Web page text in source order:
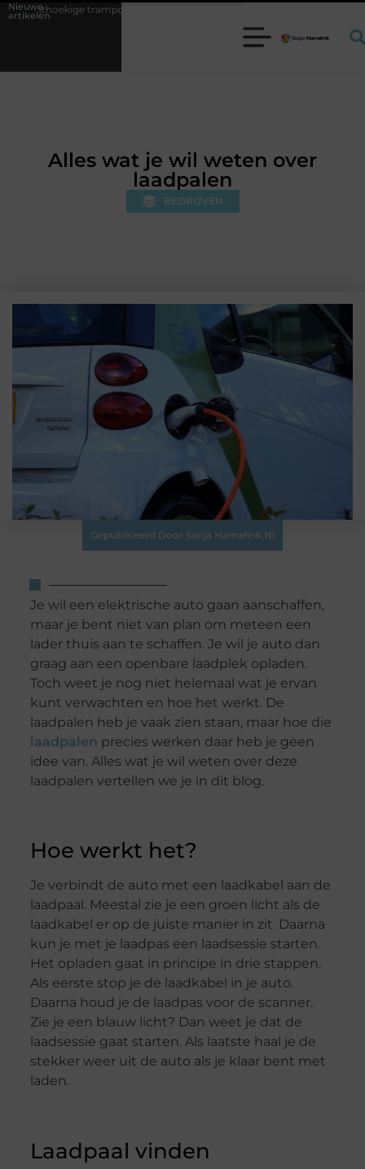
Nieuwe
artikelenkiezen voor jouw tuin
Alles wat je wil weten over
laadpalen
BEDRIJVEN
Gepubliceerd Door Sanja Hamelink.nl
Je wil een elektrische auto gaan aanschaffen,
maar je bent niet van plan om meteen een
lader thuis aan te schaffen. Je wil je auto dan
graag aan een openbare laadplek opladen.
Toch weet je nog niet helemaal wat je ervan
kunt verwachten en hoe het werkt. De
laadpalen heb je vaak zien staan, maar hoe die
laadpalen precies werken daar heb je geen
idee van. Alles wat je wil weten over deze
laadpalen vertellen we je in dit blog.
Hoe werkt het?
Je verbindt de auto met een laadkabel aan de
laadpaal. Meestal zie je een groen licht als de
laadkabel er op de juiste manier in zit. Daarna
kun je met je laadpas een laadsessie starten.
Het opladen gaat in principe in drie stappen.
Als eerste stop je de laadkabel in je auto.
Daarna houd je de laadpas voor de scanner.
Zie je een blauw licht? Dan weet je dat de
laadsessie gaat starten. Als laatste haal je de
stekker weer uit de auto als je klaar bent met
laden.
Laadpaal vinden